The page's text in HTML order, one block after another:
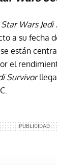
Star Wars
a su fecha
están
el
Survivor